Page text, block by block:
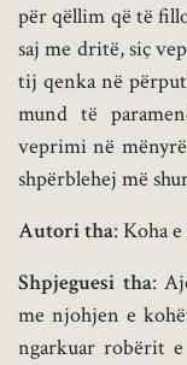
për qëllim që të
saj me dritë, siç
tij qenka në
mund të
veprimi në
shpërblehej më
Autori tha: Koha
Shpjeguesi tha:
me njohjen e
ngarkuar robërit